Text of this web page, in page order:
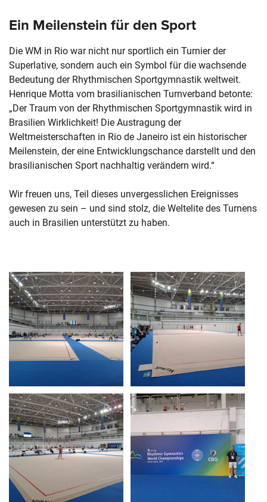
Ein Meilenstein für den Sport
Die WM in Rio war nicht nur sportlich ein Turnier der
Superlative, sondern auch ein Symbol für die wachsende
Bedeutung der Rhythmischen Sportgymnastik weltweit.
Henrique Motta vom brasilianischen Turnverband betonte:
„Der Traum von der Rhythmischen Sportgymnastik wird in
Brasilien Wirklichkeit! Die Austragung der
Weltmeisterschaften in Rio de Janeiro ist ein historischer
Meilenstein, der eine Entwicklungschance darstellt und den
brasilianischen Sport nachhaltig verändern wird.“
Wir freuen uns, Teil dieses unvergesslichen Ereignisses
gewesen zu sein – und sind stolz, die Weltelite des Turnens
auch in Brasilien unterstützt zu haben.